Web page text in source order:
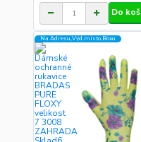
Do
Na Adresu,Výd.místo,Boxu